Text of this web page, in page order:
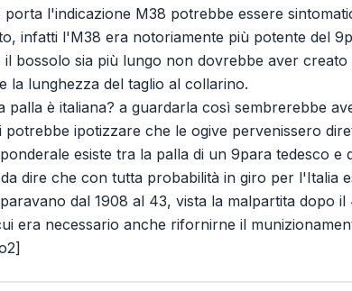
l'indicazione M38 potrebbe essere
infatti l'M38 era notoriamente più potente del
bossolo sia più lungo non dovrebbe aver
la lunghezza del taglio al collarino.
palla è italiana? a guardarla così sembrerebbe
potrebbe ipotizzare che le ogive pervenissero
esiste tra la palla di un 9para tedesco e
dire che con tutta probabilità in giro per l'Italia
dal 1908 al 43, vista la malpartita dopo
era necessario anche rifornirne il